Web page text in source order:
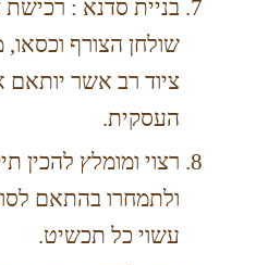
בניית סדנא : רכישת
שולחן הצורף
ציוד רב אשר יותאם
העסקית.
רצוי ומומלץ להכין
ולתמחרו בהתאם
עשוי כל תכשיט.